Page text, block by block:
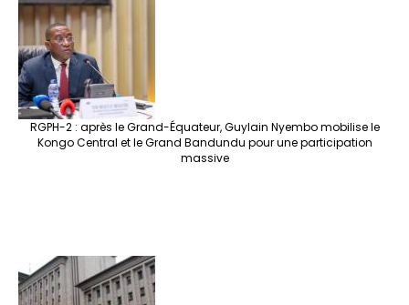
RGPH-2 : après le Grand-Équateur, Guylain Nyembo mobilise le
Kongo Central et le Grand Bandundu pour une participation
massive